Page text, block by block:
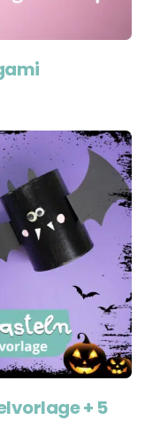
+ 5